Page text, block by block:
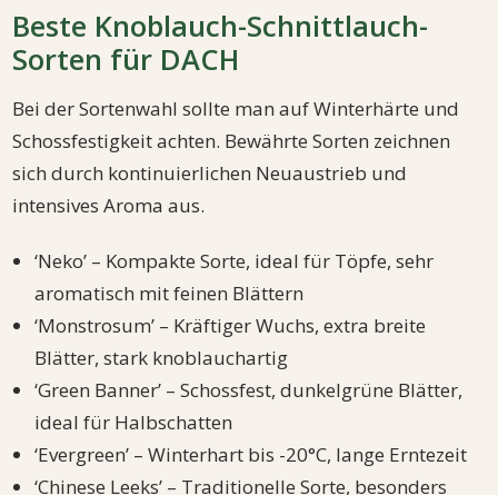
Beste Knoblauch-Schnittlauch-
Sorten für DACH
Bei der Sortenwahl sollte man auf Winterhärte und
Schossfestigkeit achten. Bewährte Sorten zeichnen
sich durch kontinuierlichen Neuaustrieb und
intensives Aroma aus.
‘Neko’ – Kompakte Sorte, ideal für Töpfe, sehr
aromatisch mit feinen Blättern
‘Monstrosum’ – Kräftiger Wuchs, extra breite
Blätter, stark knoblauchartig
‘Green Banner’ – Schossfest, dunkelgrüne Blätter,
ideal für Halbschatten
‘Evergreen’ – Winterhart bis -20°C, lange Erntezeit
‘Chinese Leeks’ – Traditionelle Sorte, besonders